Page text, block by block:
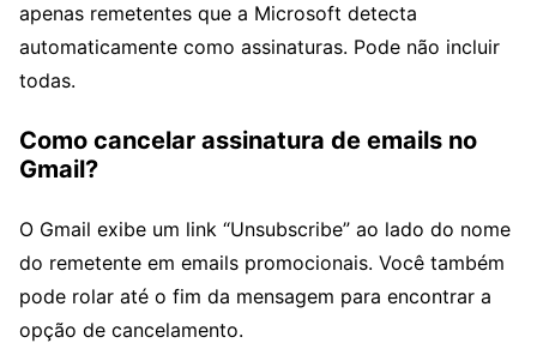
apenas remetentes que a Microsoft detecta
automaticamente como assinaturas. Pode não incluir
todas.
Como cancelar assinatura de emails no
Gmail?
O Gmail exibe um link “Unsubscribe” ao lado do nome
do remetente em emails promocionais. Você também
pode rolar até o fim da mensagem para encontrar a
opção de cancelamento.